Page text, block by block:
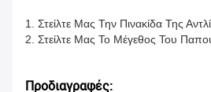
1. Στείλτε Μας Την Πινακίδα Της
2. Στείλτε Μας Το Μέγεθος Του
Προδιαγραφές: